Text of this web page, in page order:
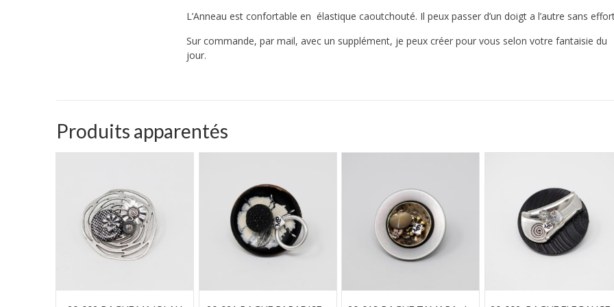
L’Anneau est confortable en élastique caoutchouté. Il peux passer d’un doigt a l’autre sans
Sur commande, par mail, avec un supplément, je peux créer pour vous selon votre fantaisie du
jour.
Produits apparentés